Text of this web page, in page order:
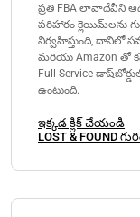
ప్రతి FBA లావాదేవీని
పరిహారం క్లెయిమ్‌లను
నిర్వహిస్తుంది, దానిలో
మరియు Amazon తో
Full-Service
ఉంటుంది.
ఇక్కడ క్లిక్ చేయండి
LOST & FOUND